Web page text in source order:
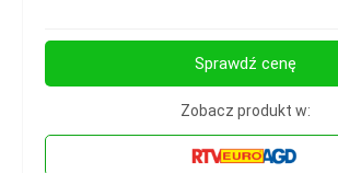
Sprawdź cenę
Zobacz produkt w: